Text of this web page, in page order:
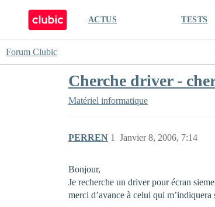
ACTUS TESTS
Forum Clubic
Cherche driver -
Matériel informatique
PERREN Janvier 8, 2006, 7:14
1
Bonjour,
Je recherche un driver pour écran
merci d’avance à celui qui